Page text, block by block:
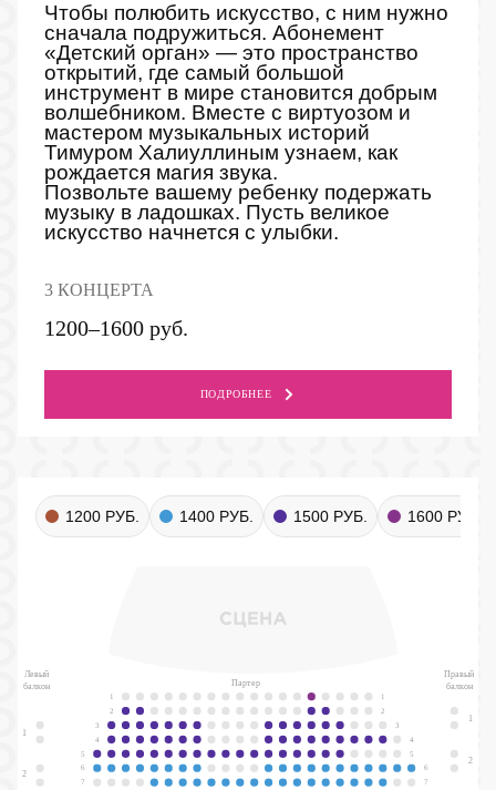
Чтобы полюбить искусство, с ним нужно
сначала подружиться. Абонемент
«Детский орган» — это пространство
открытий, где самый большой
инструмент в мире становится добрым
волшебником. Вместе с виртуозом и
мастером музыкальных историй
Тимуром Халиуллиным узнаем, как
рождается магия звука.
Позвольте вашему ребенку подержать
музыку в ладошках. Пусть великое
искусство начнется с улыбки.
3 КОНЦЕРТА
1200–1600 руб.
ПОДРОБНЕЕ
1200 РУБ. 1400 РУБ. 1500 РУБ. 1600 РУБ.
Левый
балкон
Партер
Правый
балкон
1
2
1
2
1
2
3
4
5
6
7
1
2
3
4
5
6
7